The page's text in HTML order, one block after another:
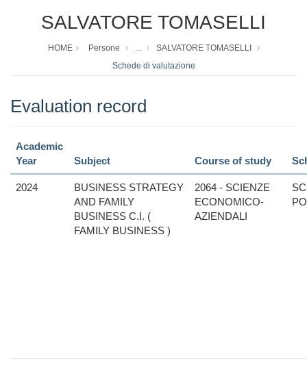
SALVATORE TOMASELLI
HOME Persone ...
SALVATORE TOMASELLI
Schede di valutazione
Evaluation record
Academic
Year
Subject Course of study
2024
BUSINESS STRATEGY
AND FAMILY
BUSINESS C.I. (
FAMILY BUSINESS )
2064 - SCIENZE
ECONOMICO-
AZIENDALI